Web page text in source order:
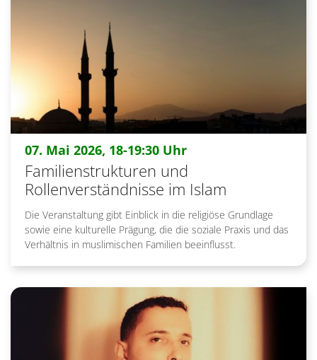
07. Mai 2026, 18-19:30 Uhr:
Familienstrukturen und
Rollenverständnisse im Islam
Die Veranstaltung gibt Einblick in die religiöse Grundlage
sowie eine kulturelle Prägung, die die soziale Praxis und das
Verhältnis in muslimischen Familien beeinflusst.